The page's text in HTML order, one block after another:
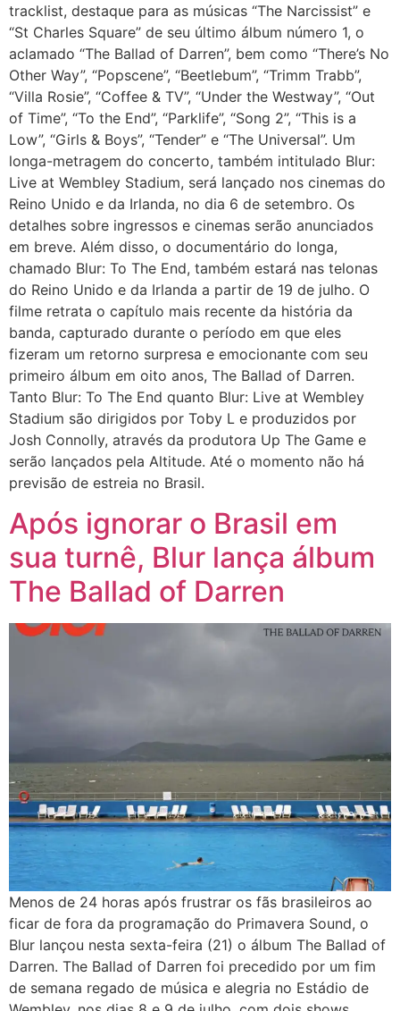
tracklist, destaque para as músicas “The Narcissist” e
“St Charles Square” de seu último álbum número 1, o
aclamado “The Ballad of Darren”, bem como “There’s No
Other Way”, “Popscene”, “Beetlebum”, “Trimm Trabb”,
“Villa Rosie”, “Coffee & TV”, “Under the Westway”, “Out
of Time”, “To the End”, “Parklife”, “Song 2”, “This is a
Low”, “Girls & Boys”, “Tender” e “The Universal”. Um
longa-metragem do concerto, também intitulado Blur:
Live at Wembley Stadium, será lançado nos cinemas do
Reino Unido e da Irlanda, no dia 6 de setembro. Os
detalhes sobre ingressos e cinemas serão anunciados
em breve. Além disso, o documentário do longa,
chamado Blur: To The End, também estará nas telonas
do Reino Unido e da Irlanda a partir de 19 de julho. O
filme retrata o capítulo mais recente da história da
banda, capturado durante o período em que eles
fizeram um retorno surpresa e emocionante com seu
primeiro álbum em oito anos, The Ballad of Darren.
Tanto Blur: To The End quanto Blur: Live at Wembley
Stadium são dirigidos por Toby L e produzidos por
Josh Connolly, através da produtora Up The Game e
serão lançados pela Altitude. Até o momento não há
previsão de estreia no Brasil.
Após ignorar o Brasil em
sua turnê, Blur lança álbum
The Ballad of Darren
Menos de 24 horas após frustrar os fãs brasileiros ao
ficar de fora da programação do Primavera Sound, o
Blur lançou nesta sexta-feira (21) o álbum The Ballad of
Darren. The Ballad of Darren foi precedido por um fim
de semana regado de música e alegria no Estádio de